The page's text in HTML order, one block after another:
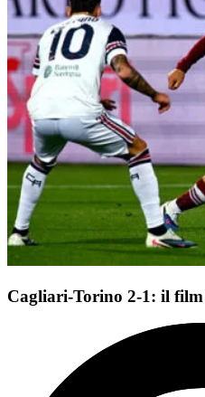
Cagliari-Torino 2-1: il